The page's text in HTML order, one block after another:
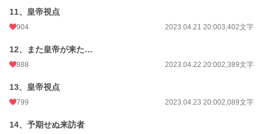
年間ポイント
累計ポイント 13,573,653 pt (142 位)
11、皇帝視点
904 2023.04.21 20:003,402文字
12、また皇帝が来た…
888 2023.04.22 20:002,389文字
13、皇帝視点
799 2023.04.23 20:002,089文字
14、予期せぬ来訪者